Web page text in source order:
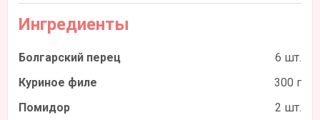
Ингредиенты
Болгарский перец
6 шт.
Куриное филе
300 г
Помидор
2 шт.